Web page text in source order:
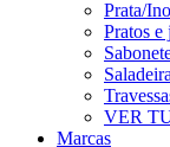
Prata/
Pratos e
VER
Marcas